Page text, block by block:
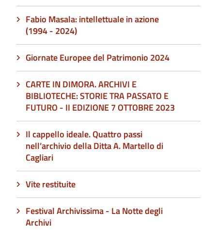
Fabio Masala: intellettuale in azione
(1994 - 2024)
Giornate Europee del Patrimonio 2024
CARTE IN DIMORA. ARCHIVI E
BIBLIOTECHE: STORIE TRA PASSATO E
FUTURO - II EDIZIONE 7 OTTOBRE 2023
Il cappello ideale. Quattro passi
nell’archivio della Ditta A. Martello di
Cagliari
Vite restituite
Festival Archivissima - La Notte degli
Archivi